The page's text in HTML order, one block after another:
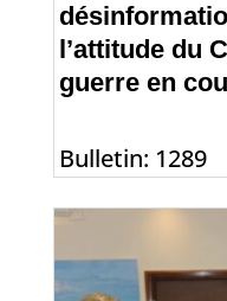
l’attitude du
guerre en
Bulletin: 1289